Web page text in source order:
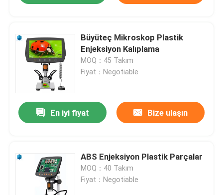
Hakkımızda
Büyüteç Mikroskop Plastik
Enjeksiyon Kalıplama
MOQ：45 Takım
Fiyat：Negotiable
En iyi fiyat Bize ulaşın
ABS Enjeksiyon Plastik Parçalar
MOQ：40 Takım
Fiyat：Negotiable